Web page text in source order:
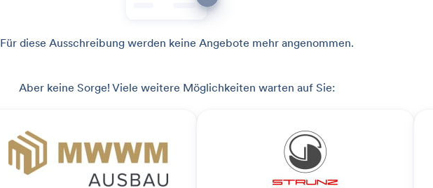
Für diese Ausschreibung werden keine Angebote mehr angenommen.
Aber keine Sorge! Viele weitere Möglichkeiten warten auf Sie: